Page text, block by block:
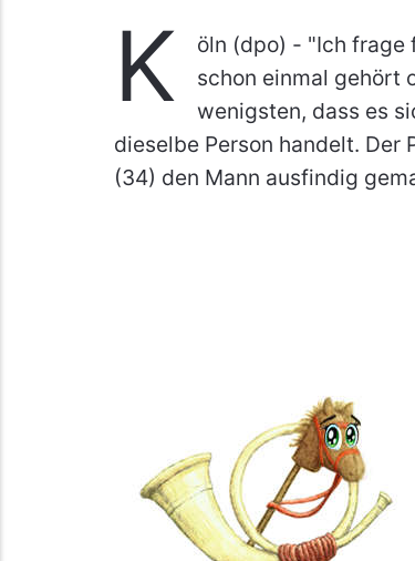
K
öln (dpo) - "Ich frage
schon einmal gehört
wenigsten, dass es
dieselbe Person handelt. Der
(34) den Mann ausfindig